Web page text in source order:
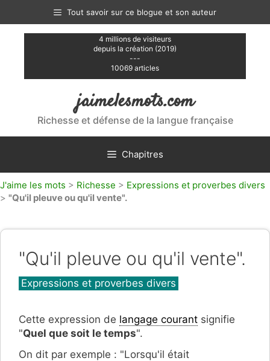
contenu
Tout savoir sur ce blogue et son auteur
4 millions de visiteurs
depuis la création (2019)
---
10069 articles
jaimelesmots.com
Richesse et défense de la langue française
Chapitres
J'aime les mots > Richesse > Expressions et proverbes divers
> "Qu'il pleuve ou qu'il vente".
"Qu'il pleuve ou qu'il vente".
Catégories
Expressions et proverbes divers
Cette expression de langage courant signifie
"Quel que soit le temps".
On dit par exemple : "Lorsqu'il était